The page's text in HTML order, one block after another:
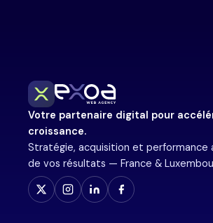
Votre partenaire digital pour
croissance.
Stratégie, acquisition et performance
de vos résultats — France &